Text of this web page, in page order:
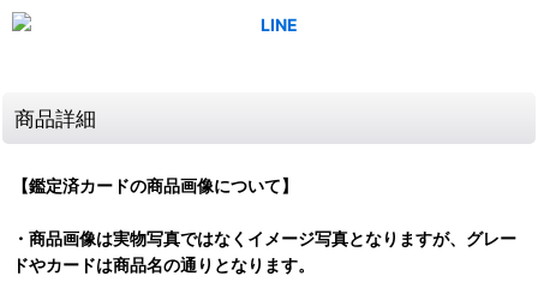
商品詳細
【鑑定済カードの商品画像について】
・商品画像は実物写真ではなくイメージ写真となりますが、グレー
ドやカードは商品名の通りとなります。